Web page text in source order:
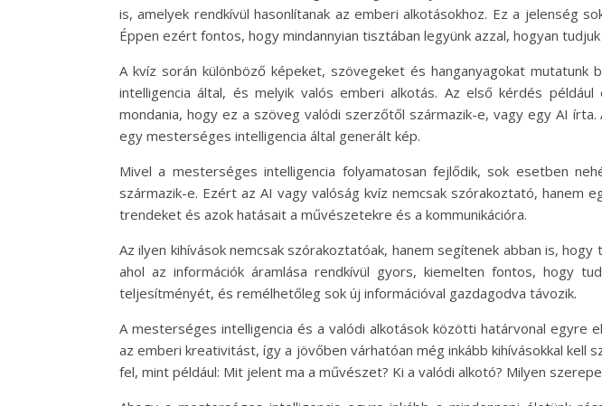
is, amelyek rendkívül hasonlítanak az emberi alkotásokhoz. Ez a jelenség
Éppen ezért fontos, hogy mindannyian tisztában legyünk azzal, hogyan
A kvíz során különböző képeket, szövegeket és hanganyagokat
intelligencia által, és melyik valós emberi alkotás. Az első kérdés
mondania, hogy ez a szöveg valódi szerzőtől származik-e, vagy egy AI
egy mesterséges intelligencia által generált kép.
Mivel a mesterséges intelligencia folyamatosan fejlődik, sok esetben
származik-e. Ezért az AI vagy valóság kvíz nemcsak szórakoztató,
trendeket és azok hatásait a művészetekre és a kommunikációra.
Az ilyen kihívások nemcsak szórakoztatóak, hanem segítenek abban is,
ahol az információk áramlása rendkívül gyors, kiemelten fontos, hogy
teljesítményét, és remélhetőleg sok új információval gazdagodva távozik.
A mesterséges intelligencia és a valódi alkotások közötti határvonal egyre
az emberi kreativitást, így a jövőben várhatóan még inkább kihívásokkal kell
fel, mint például: Mit jelent ma a művészet? Ki a valódi alkotó? Milyen